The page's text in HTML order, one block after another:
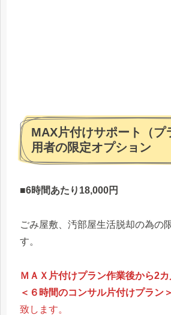
MAX片付けサポート（プ
用者の限定オプション
■6時間あたり18,000円
ごみ屋敷、汚部屋生活脱却の為の
す。
ＭＡＸ片付けプラン作業後から2
＜６時間のコンサル片付けプラン
致します。